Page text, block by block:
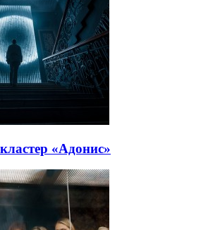
«Адонис»